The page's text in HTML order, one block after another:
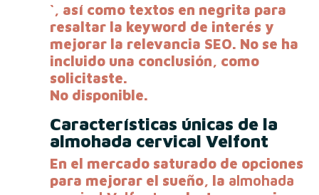
`, así como textos en negrita para
resaltar la keyword de interés y
mejorar la relevancia SEO. No se ha
incluido una conclusión, como
solicitaste.
No disponible.
Características únicas de la
almohada cervical Velfont
En el mercado saturado de opciones
para mejorar el sueño, la almohada